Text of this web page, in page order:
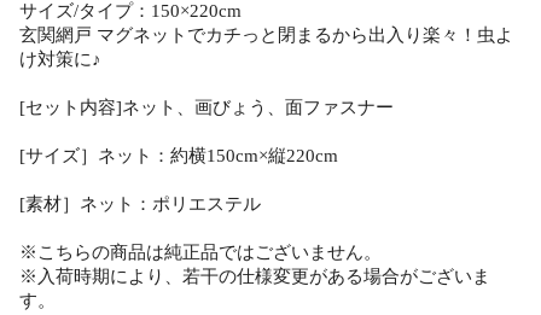
サイズ/タイプ：150×220cm
玄関網戸 マグネットでカチっと閉まるから出入り楽々！虫よ
け対策に♪
[セット内容]ネット、画びょう、面ファスナー
[サイズ］ネット：約横150cm×縦220cm
[素材］ネット：ポリエステル
※こちらの商品は純正品ではございません。
※入荷時期により、若干の仕様変更がある場合がございま
す。